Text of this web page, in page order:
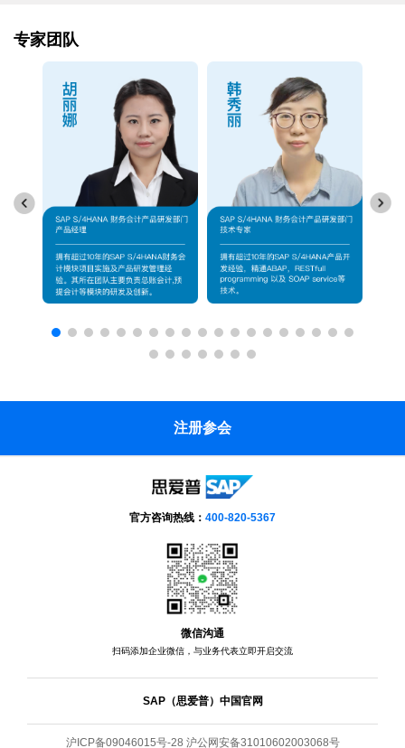
专家团队
注册参会
官方咨询热线： 400-820-5367
微信沟通
扫码添加企业微信，与业务代表立即开启交流
SAP（思爱普）中国官网
沪ICP备09046015号-28 沪公网安备31010602003068号